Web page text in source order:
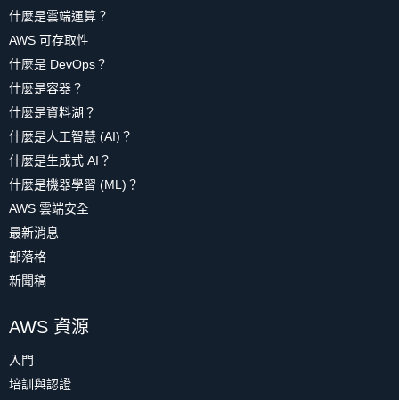
什麼是雲端運算？
AWS 可存取性
什麼是 DevOps？
什麼是容器？
什麼是資料湖？
什麼是人工智慧 (AI)？
什麼是生成式 AI？
什麼是機器學習 (ML)？
AWS 雲端安全
最新消息
部落格
新聞稿
AWS 資源
入門
培訓與認證